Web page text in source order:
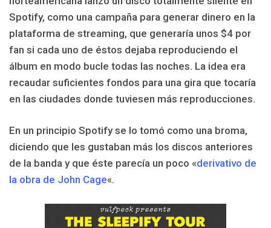
Spotify, como una campaña para generar dinero en la
plataforma de streaming, que generaría unos $4 por
fan si cada uno de éstos dejaba reproduciendo el
álbum en modo bucle todas las noches. La idea era
recaudar suficientes fondos para una gira que tocaría
en las ciudades donde tuviesen más reproducciones.
En un principio Spotify se lo tomó como una broma,
diciendo que les gustaban más los discos anteriores
de la banda y que éste parecía un poco «derivativo de
la obra de John Cage«.